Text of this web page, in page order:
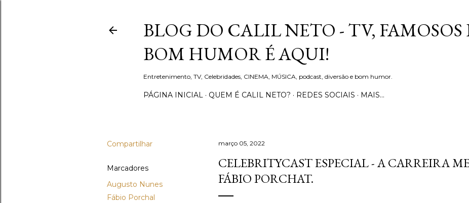
BLOG DO CALIL NETO - TV, FAMOSOS
BOM HUMOR É AQUI!
Entretenimento, TV, Celebridades, CINEMA, MÚSICA, podcast, diversão e bom humor.
PÁGINA INICIAL QUEM É CALIL NETO? REDES SOCIAIS MAIS…
Compartilhar
Marcadores
Augusto Nunes
Fábio Porchal
março 05, 2022
CELEBRITYCAST ESPECIAL - A CARREIRA
FÁBIO PORCHAT.